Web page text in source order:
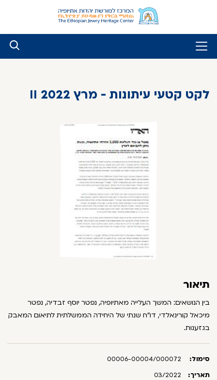
לקט קטעי עיתונות - מרץ 2022 II
תיאור
בין הנושאים: המשך העלייה מאתיופיה, נפטר יוסף זבדיה, נפטר
מיכאל קורינאלדי, דו"ח שנתי של היחידה הממשלתית לתיאום המאבק
בגזענות.
סימול:
תאריך: